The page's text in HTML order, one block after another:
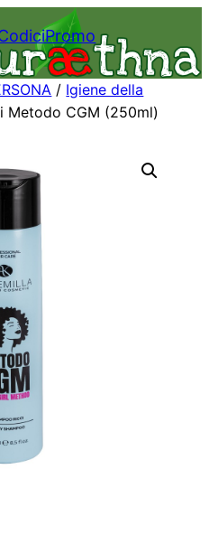
/ Igiene della
Metodo CGM (250ml)